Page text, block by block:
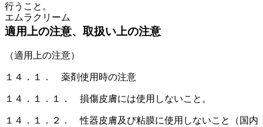
エムラクリーム
行うこと。
適用上の注意、取扱い上の注意
（適用上の注意）
１４．１． 薬剤使用時の注意
１４．１．１． 損傷皮膚には使用しないこと。
１４．１．２． 性器皮膚及び粘膜に使用しないこと（国内